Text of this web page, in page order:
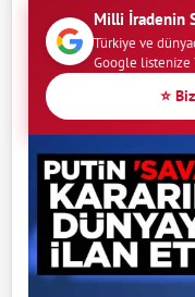
Milli İradenin
Türkiye ve
Google listenize
⭐